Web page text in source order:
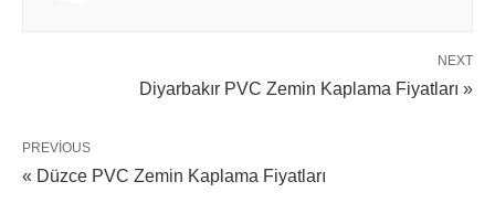
NEXT
Diyarbakır PVC Zemin Kaplama Fiyatları »
PREVIOUS
« Düzce PVC Zemin Kaplama Fiyatları